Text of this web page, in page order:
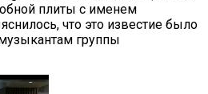
плиты с именем
что это известие было
группы